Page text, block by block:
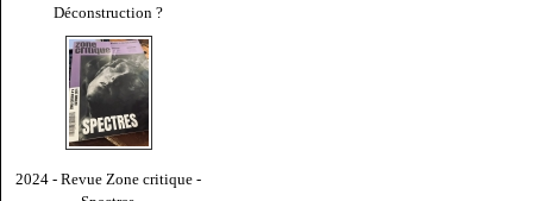
Déconstruction ?
2024 - Revue Zone critique -